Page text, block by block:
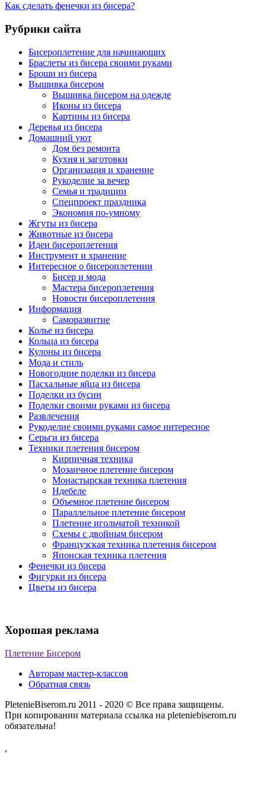
Как сделать фенечки из бисера?
Рубрики сайта
Бисероплетение для начинающих
Браслеты из бисера своими руками
Броши из бисера
Вышивка бисером
Вышивка бисером на одежде
Иконы из бисера
Картины из бисера
Деревья из бисера
Домашний уют
Дом без ремонта
Кухня и заготовки
Организация и хранение
Рукоделие за вечер
Семья и традиции
Спецпроект праздника
Экономия по-умному
Жгуты из бисера
Животные из бисера
Идеи бисероплетения
Инструмент и хранение
Интересное о бисероплетении
Бисер и мода
Мастера бисероплетения
Новости бисероплетения
Информация
Саморазвитие
Колье из бисера
Кольца из бисера
Кулоны из бисера
Мода и стиль
Новогодние поделки из бисера
Пасхальные яйца из бисера
Поделки из бусин
Поделки своими руками из бисера
Развлечения
Рукоделие своими руками самое интересное
Серьги из бисера
Техники плетения бисером
Кирпичная техника
Мозаичное плетение бисером
Монастырская техника плетения
Ндебеле
Объемное плетение бисером
Параллельное плетение бисером
Плетение игольчатой техникой
Схемы с двойным бисером
Французская техника плетения бисером
Японская техника плетения
Фенечки из бисера
Фигурки из бисера
Цветы из бисера
Хорошая реклама
Плетение Бисером
Авторам мастер-классов
Обратная связь
PletenieBiserom.ru 2011 - 2020 © Все права защищены.
При копировании материала ссылка на pleteniebiserom.ru
обязательна!
,